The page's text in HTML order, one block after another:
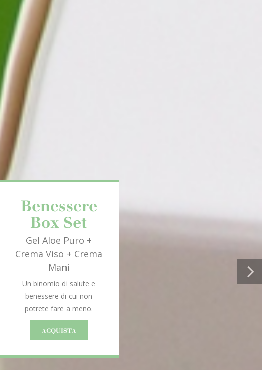
Benessere
Box Set
Gel Aloe Puro +
Crema Viso + Crema
Mani
Un binomio di salute e
benessere di cui non
potrete fare a meno.
ACQUISTA